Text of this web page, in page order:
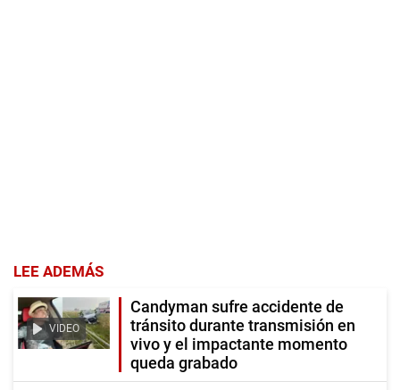
LEE ADEMÁS
VIDEO
Candyman sufre accidente de
tránsito durante transmisión en
vivo y el impactante momento
queda grabado